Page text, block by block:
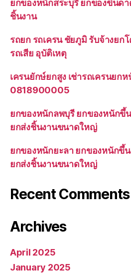
ยกของหนักสระบุรี ยกของขึ้นด
ชิ้นงาน
รถยก รถเครน ชัยภูมิ รับจ้างยก
รถเสีย อุบัติเหตุ
เครนยักษ์ยกสูง เช่ารถเครนยก
0818900005
ยกของหนักลพบุรี ยกของหนักขึ้
ยกส่งชิ้นงานขนาดใหญ่
ยกของหนักยะลา ยกของหนักขึ้
ยกส่งชิ้นงานขนาดใหญ่
Recent Comments
Archives
April 2025
January 2025